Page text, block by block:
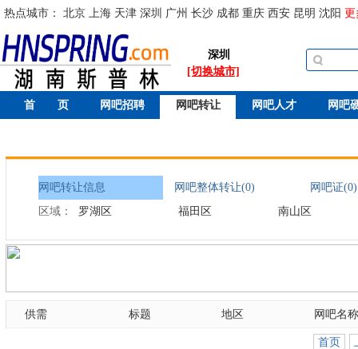
热点城市： 北京 上海 天津 深圳 广州 长沙 成都 重庆 西安 昆明 沈阳 更
深圳
[切换城市]
首 页 网吧招聘 网吧转让 网吧人才 网吧
网吧转让信息 网吧整体转让(0)
网吧证(0)
区域：
罗湖区 福田区 南山区
供需 标题 地区 网吧名称
首页